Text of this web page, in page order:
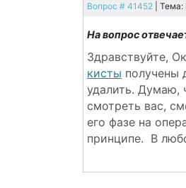
Вопрос # 41452 |
На вопрос
Здравствуйте,
кисты получены
удалить. Думаю,
смотреть вас,
его фазе на
принципе. В